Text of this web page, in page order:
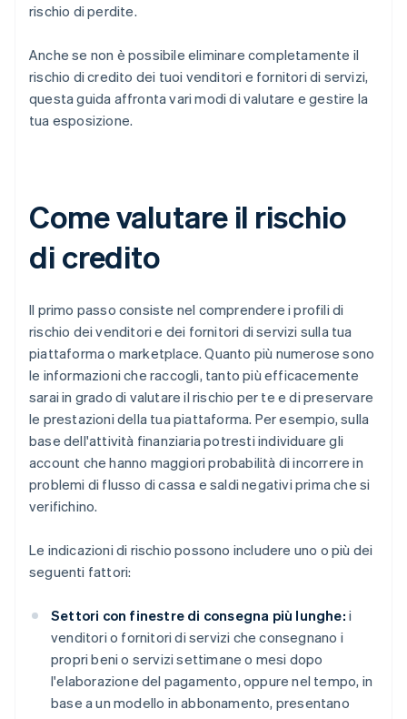
rischio di perdite.
Anche se non è possibile eliminare completamente il
rischio di credito dei tuoi venditori e fornitori di servizi,
questa guida affronta vari modi di valutare e gestire la
tua esposizione.
Come valutare il rischio
di credito
Il primo passo consiste nel comprendere i profili di
rischio dei venditori e dei fornitori di servizi sulla tua
piattaforma o marketplace. Quanto più numerose sono
le informazioni che raccogli, tanto più efficacemente
sarai in grado di valutare il rischio per te e di preservare
le prestazioni della tua piattaforma. Per esempio, sulla
base dell'attività finanziaria potresti individuare gli
account che hanno maggiori probabilità di incorrere in
problemi di flusso di cassa e saldi negativi prima che si
verifichino.
Le indicazioni di rischio possono includere uno o più dei
seguenti fattori:
Settori con finestre di consegna più lunghe: i
venditori o fornitori di servizi che consegnano i
propri beni o servizi settimane o mesi dopo
l'elaborazione del pagamento, oppure nel tempo, in
base a un modello in abbonamento, presentano